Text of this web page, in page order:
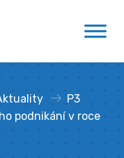
»
P3
podnikání v roce